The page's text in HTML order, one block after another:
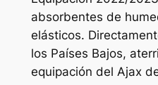
absorbentes de
elásticos.
los Países Bajos,
equipación del Ajax